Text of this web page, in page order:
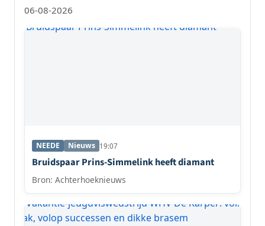
06-08-2026
NEEDE Nieuws 19:07
Bruidspaar Prins-Simmelink heeft diamant
Bron: Achterhoeknieuws